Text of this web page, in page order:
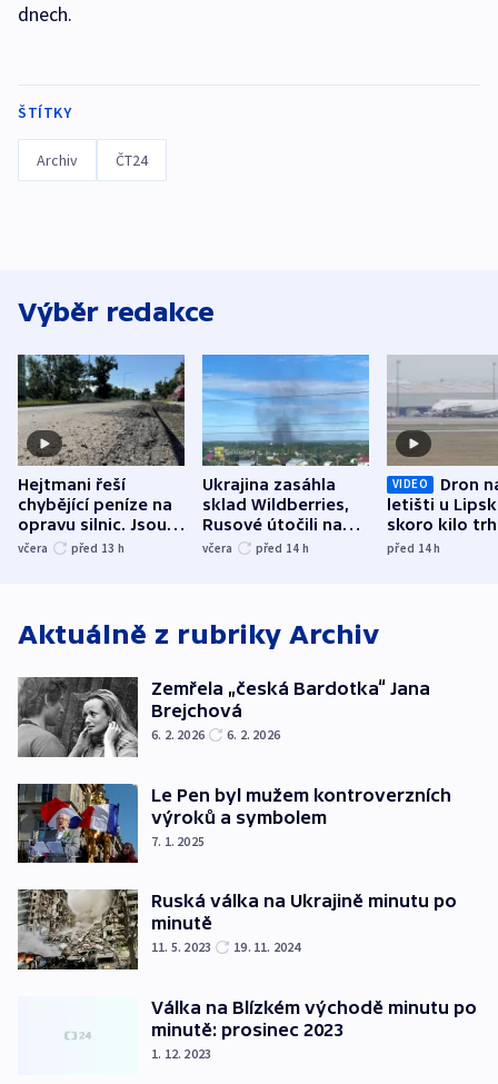
dnech.
ŠTÍTKY
Archiv ČT24
Výběr redakce
Hejtmani řeší
chybějící peníze na
opravu silnic. Jsou
nenárokové, namítá
včera před 13 h
Ukrajina zasáhla
sklad Wildberries,
Rusové útočili na
trh, hasiče či
včera před 14 h
VIDEO
Dron
letišti u
skoro kilo
indicie
před 14h
Aktuálně z rubriky Archiv
Zemřela „česká Bardotka“ Jana
Brejchová
6. 2. 2026 6. 2. 2026
Le Pen byl mužem kontroverzních
výroků a symbolem
7. 1. 2025
Ruská válka na Ukrajině minutu po
minutě
11. 5. 2023 19. 11. 2024
Válka na Blízkém východě minutu po
minutě: prosinec 2023
1. 12. 2023